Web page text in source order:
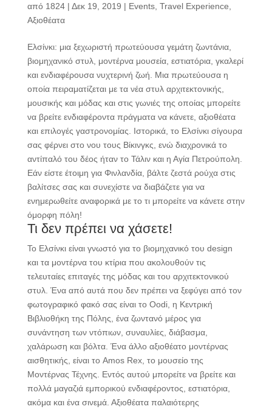
από 1824| Δεκ 19, 2019 | Events, Travel Experience
Αξιοθέατα
Ελσίνκι: μια ξεχωριστή πρωτεύουσα γεμάτη ζωντάνια,
βιομηχανικό στυλ, μοντέρνα μουσεία, εστιατόρια, γκαλερί
και ενδιαφέρουσα νυχτερινή ζωή. Μια πρωτεύουσα η
οποία πειραματίζεται με τα νέα στυλ αρχιτεκτονικής,
μουσικής και μόδας και στις γωνιές της οποίας μπορείτε
να βρείτε ενδιαφέροντα πράγματα να κάνετε, αξιοθέατα
και επιλογές γαστρονομίας. Ιστορικά, το Ελσίνκι σίγουρα
σας φέρνει στο νου τους Βίκινγκς, ενώ διαχρονικά το
αντίπαλό του δέος ήταν το Τάλιν και η Αγία Πετρούπολη.
Εάν είστε έτοιμη για Φινλανδία, βάλτε ζεστά ρούχα στις
βαλίτσες σας και συνεχίστε να διαβάζετε για να
ενημερωθείτε αναφορικά με το τι μπορείτε να κάνετε στην
όμορφη πόλη!
Τι δεν πρέπει να χάσετε!
Το Ελσίνκι είναι γνωστό για το βιομηχανικό του design
και τα μοντέρνα του κτίρια που ακολουθούν τις
τελευταίες επιταγές της μόδας και του αρχιτεκτονικού
στυλ. Ένα από αυτά που δεν πρέπει να ξεφύγει από τον
φωτογραφικό φακό σας είναι το Oodi, η Κεντρική
Βιβλιοθήκη της Πόλης, ένα ζωντανό μέρος για
συνάντηση των ντόπιων, συναυλίες, διάβασμα,
χαλάρωση και βόλτα. Ένα άλλο αξιοθέατο μοντέρνας
αισθητικής, είναι το Amos Rex, το μουσείο της
Μοντέρνας Τέχνης. Εντός αυτού μπορείτε να βρείτε και
πολλά μαγαζιά εμπορικού ενδιαφέροντος, εστιατόρια,
ακόμα και ένα σινεμά. Αξιοθέατα παλαιότερης